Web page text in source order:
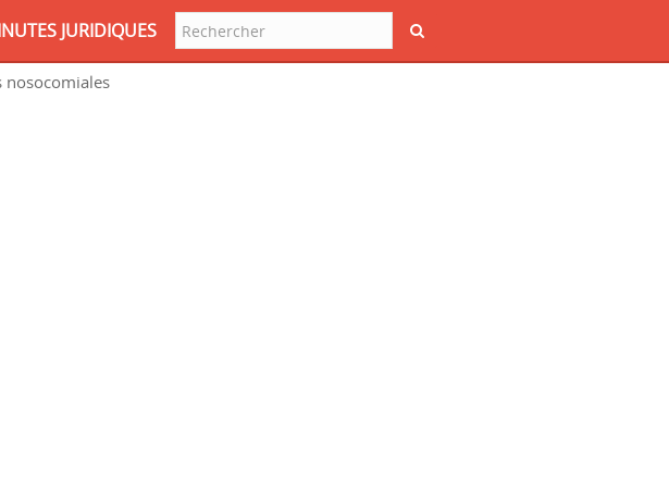
Rechercher
JURIDIQUES
nosocomiales